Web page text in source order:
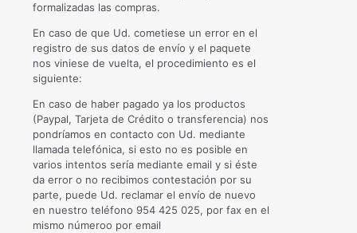
formalizadas las compras.
En caso de que Ud. cometiese un error en el
registro de sus datos de envío y el paquete
nos viniese de vuelta, el procedimiento es el
siguiente:
En caso de haber pagado ya los productos
(Paypal, Tarjeta de Crédito o transferencia) nos
pondríamos en contacto con Ud. mediante
llamada telefónica, si esto no es posible en
varios intentos sería mediante email y si éste
da error o no recibimos contestación por su
parte, puede Ud. reclamar el envío de nuevo
en nuestro teléfono 954 425 025, por fax en el
mismo númeroo por email